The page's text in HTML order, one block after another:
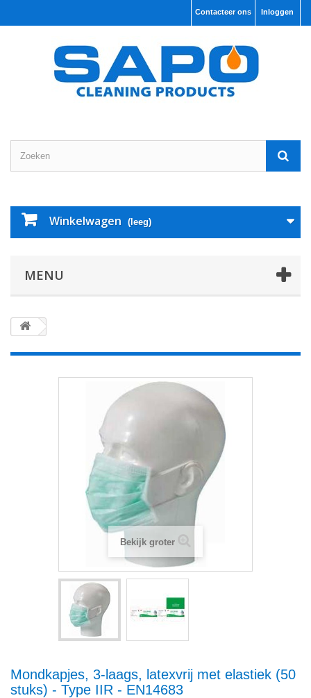
Inloggen
Contacteer ons
Winkelwagen (leeg)
MENU
Bekijk groter
Mondkapjes, 3-laags, latexvrij met elastiek (50
stuks) - Type IIR - EN14683